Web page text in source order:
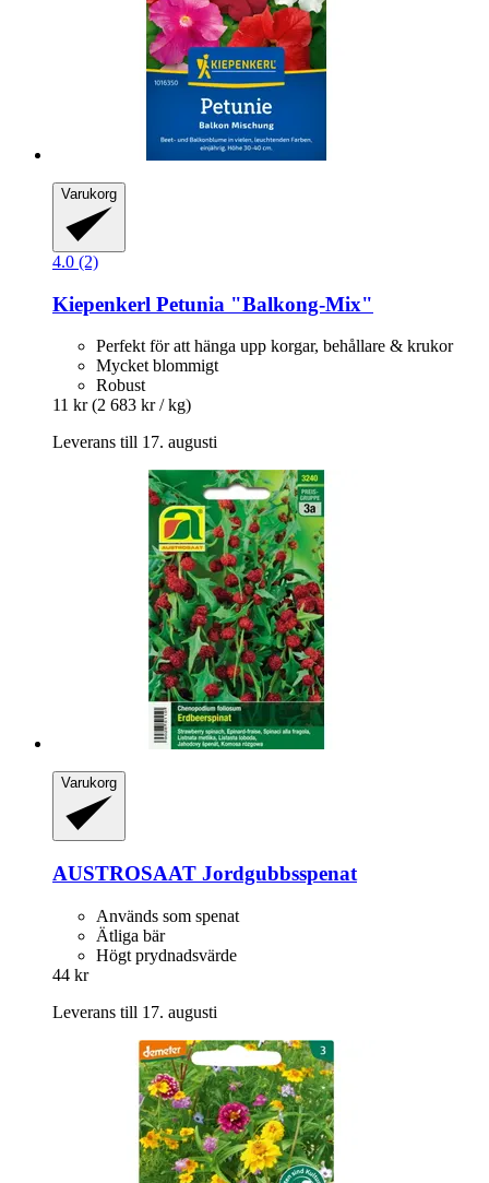
Varukorg
4.0 (2)
Kiepenkerl Petunia "Balkong-​Mix"
Perfekt för att hänga upp korgar, behållare & krukor
Mycket blommigt
Robust
11 kr (2 683 kr / kg)
Leverans till 17. augusti
Varukorg
AUSTROSAAT Jordgubbsspenat
Används som spenat
Ätliga bär
Högt prydnadsvärde
44 kr
Leverans till 17. augusti